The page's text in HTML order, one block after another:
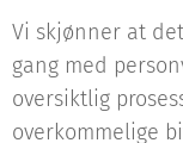
Vi skjønner at
gang med
oversiktlig
overkommelige